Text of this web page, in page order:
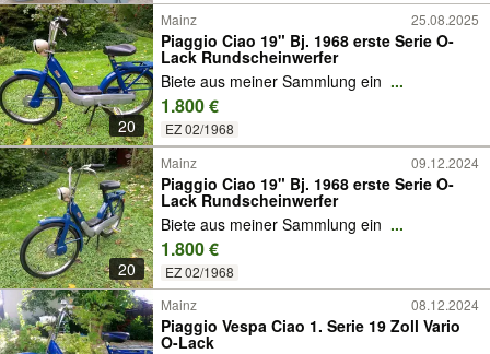
20
Mainz 25.08.2025
Piaggio Ciao 19" Bj. 1968 erste Serie O-
Lack Rundscheinwerfer
Biete aus meiner Sammlung ein ...
1.800 €
EZ 02/1968
20
Mainz 09.12.2024
Piaggio Ciao 19" Bj. 1968 erste Serie O-
Lack Rundscheinwerfer
Biete aus meiner Sammlung ein ...
1.800 €
EZ 02/1968
Mainz 08.12.2024
Piaggio Vespa Ciao 1. Serie 19 Zoll Vario
O-Lack